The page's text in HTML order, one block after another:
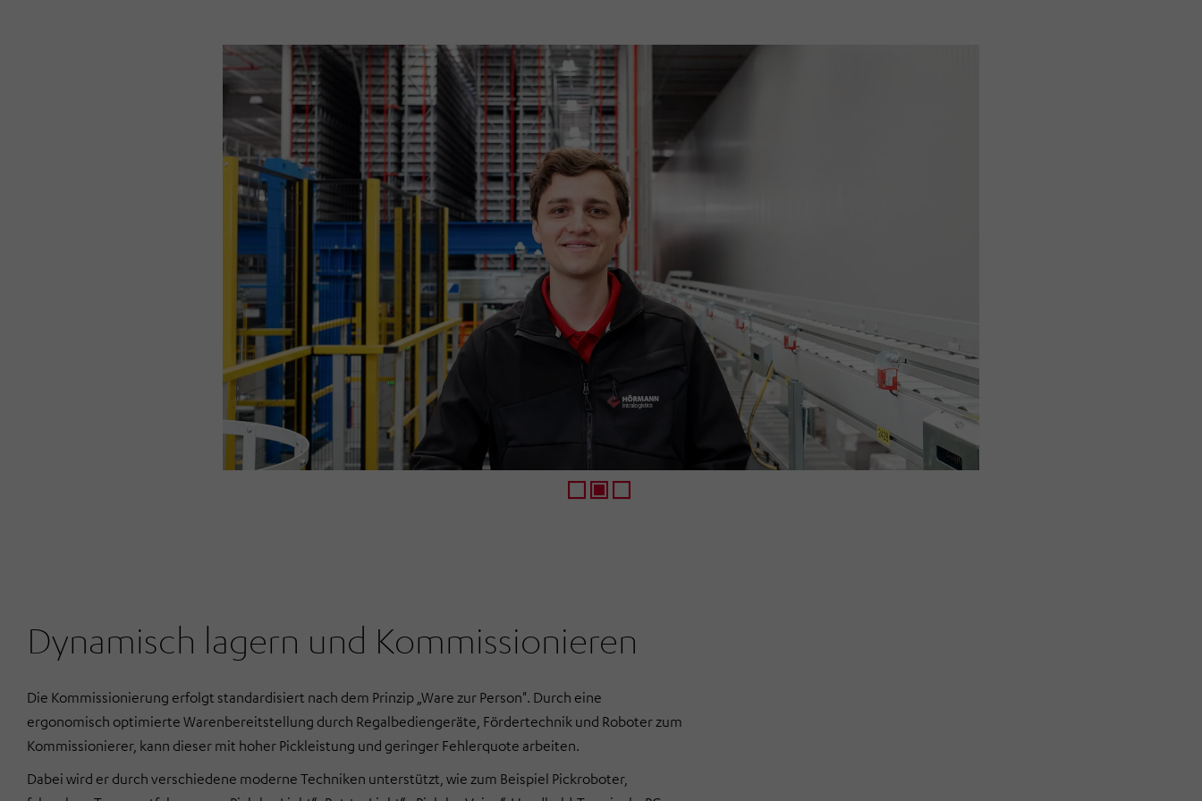
2
Dynamisch lagern und Kommissionieren
Die Kommissionierung erfolgt standardisiert nach dem Prinzip „Ware zur Person". Durch eine
ergonomisch optimierte Warenbereitstellung durch Regalbediengeräte, Fördertechnik und Roboter zum
Kommissionierer, kann dieser mit hoher Pickleistung und geringer Fehlerquote arbeiten.
Dabei wird er durch verschiedene moderne Techniken unterstützt, wie zum Beispiel Pickroboter,